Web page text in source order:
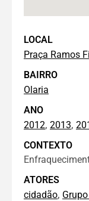
LOCAL
Praça Ramos
BAIRRO
Olaria
ANO
2012, 2013,
CONTEXTO
ATORES
cidadão,